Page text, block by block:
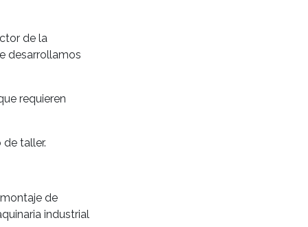
de la
desarrollamos
requieren
taller.
de
industrial